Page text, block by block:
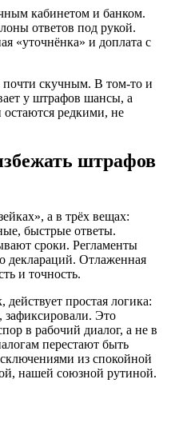
кабинетом и банком.
ответов под рукой.
«уточнёнка» и доплата с
скучным. В том‑то и
у штрафов шансы, а
остаются редкими, не
штрафов
а в трёх вещах:
быстрые ответы.
сроки. Регламенты
деклараций. Отлаженная
и точность.
простая логика:
зафиксировали. Это
в рабочий диалог, а не в
перестают быть
из спокойной
нашей союзной рутиной.